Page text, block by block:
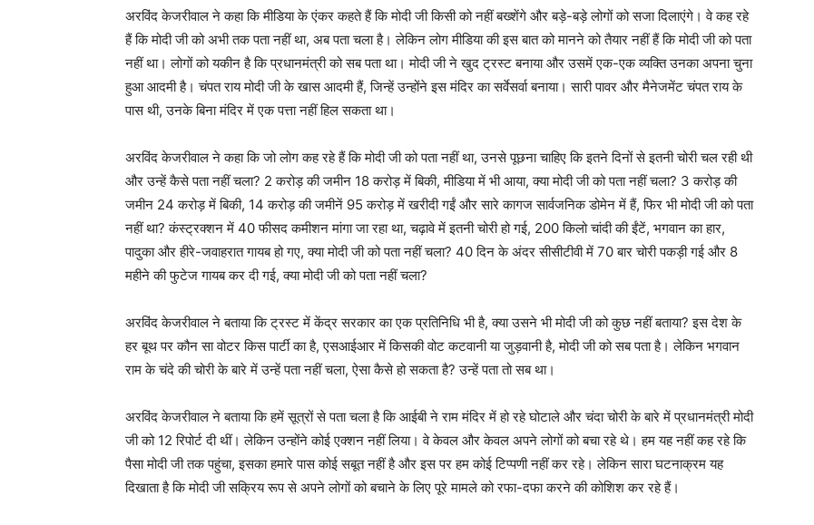
अरविंद केजरीवाल ने कहा कि मीडिया के एंकर कहते हैं कि मोदी जी किसी को नहीं बख्शेंगे और बड़े-बड़े लोगों को सजा दिलाएंगे। वे कह रहे
हैं कि मोदी जी को अभी तक पता नहीं था, अब पता चला है। लेकिन लोग मीडिया की इस बात को मानने को तैयार नहीं हैं कि मोदी जी को पता
नहीं था। लोगों को यकीन है कि प्रधानमंत्री को सब पता था। मोदी जी ने खुद ट्रस्ट बनाया और उसमें एक-एक व्यक्ति उनका अपना चुना
हुआ आदमी है। चंपत राय मोदी जी के खास आदमी हैं, जिन्हें उन्होंने इस मंदिर का सर्वेसर्वा बनाया। सारी पावर और मैनेजमेंट चंपत राय के
पास थी, उनके बिना मंदिर में एक पत्ता नहीं हिल सकता था।
अरविंद केजरीवाल ने कहा कि जो लोग कह रहे हैं कि मोदी जी को पता नहीं था, उनसे पूछना चाहिए कि इतने दिनों से इतनी चोरी चल रही थी
और उन्हें कैसे पता नहीं चला? 2 करोड़ की जमीन 18 करोड़ में बिकी, मीडिया में भी आया, क्या मोदी जी को पता नहीं चला? 3 करोड़ की
जमीन 24 करोड़ में बिकी, 14 करोड़ की जमीनें 95 करोड़ में खरीदी गईं और सारे कागज सार्वजनिक डोमेन में हैं, फिर भी मोदी जी को पता
नहीं था? कंस्ट्रक्शन में 40 फीसद कमीशन मांगा जा रहा था, चढ़ावे में इतनी चोरी हो गई, 200 किलो चांदी की ईंटें, भगवान का हार,
पादुका और हीरे-जवाहरात गायब हो गए, क्या मोदी जी को पता नहीं चला? 40 दिन के अंदर सीसीटीवी में 70 बार चोरी पकड़ी गई और 8
महीने की फुटेज गायब कर दी गई, क्या मोदी जी को पता नहीं चला?
अरविंद केजरीवाल ने बताया कि ट्रस्ट में केंद्र सरकार का एक प्रतिनिधि भी है, क्या उसने भी मोदी जी को कुछ नहीं बताया? इस देश के
हर बूथ पर कौन सा वोटर किस पार्टी का है, एसआईआर में किसकी वोट कटवानी या जुड़वानी है, मोदी जी को सब पता है। लेकिन भगवान
राम के चंदे की चोरी के बारे में उन्हें पता नहीं चला, ऐसा कैसे हो सकता है? उन्हें पता तो सब था।
अरविंद केजरीवाल ने बताया कि हमें सूत्रों से पता चला है कि आईबी ने राम मंदिर में हो रहे घोटाले और चंदा चोरी के बारे में प्रधानमंत्री मोदी
जी को 12 रिपोर्ट दी थीं। लेकिन उन्होंने कोई एक्शन नहीं लिया। वे केवल और केवल अपने लोगों को बचा रहे थे। हम यह नहीं कह रहे कि
पैसा मोदी जी तक पहुंचा, इसका हमारे पास कोई सबूत नहीं है और इस पर हम कोई टिप्पणी नहीं कर रहे। लेकिन सारा घटनाक्रम यह
दिखाता है कि मोदी जी सक्रिय रूप से अपने लोगों को बचाने के लिए पूरे मामले को रफा-दफा करने की कोशिश कर रहे हैं।